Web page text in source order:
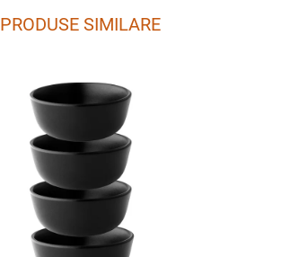
PRODUSE SIMILARE